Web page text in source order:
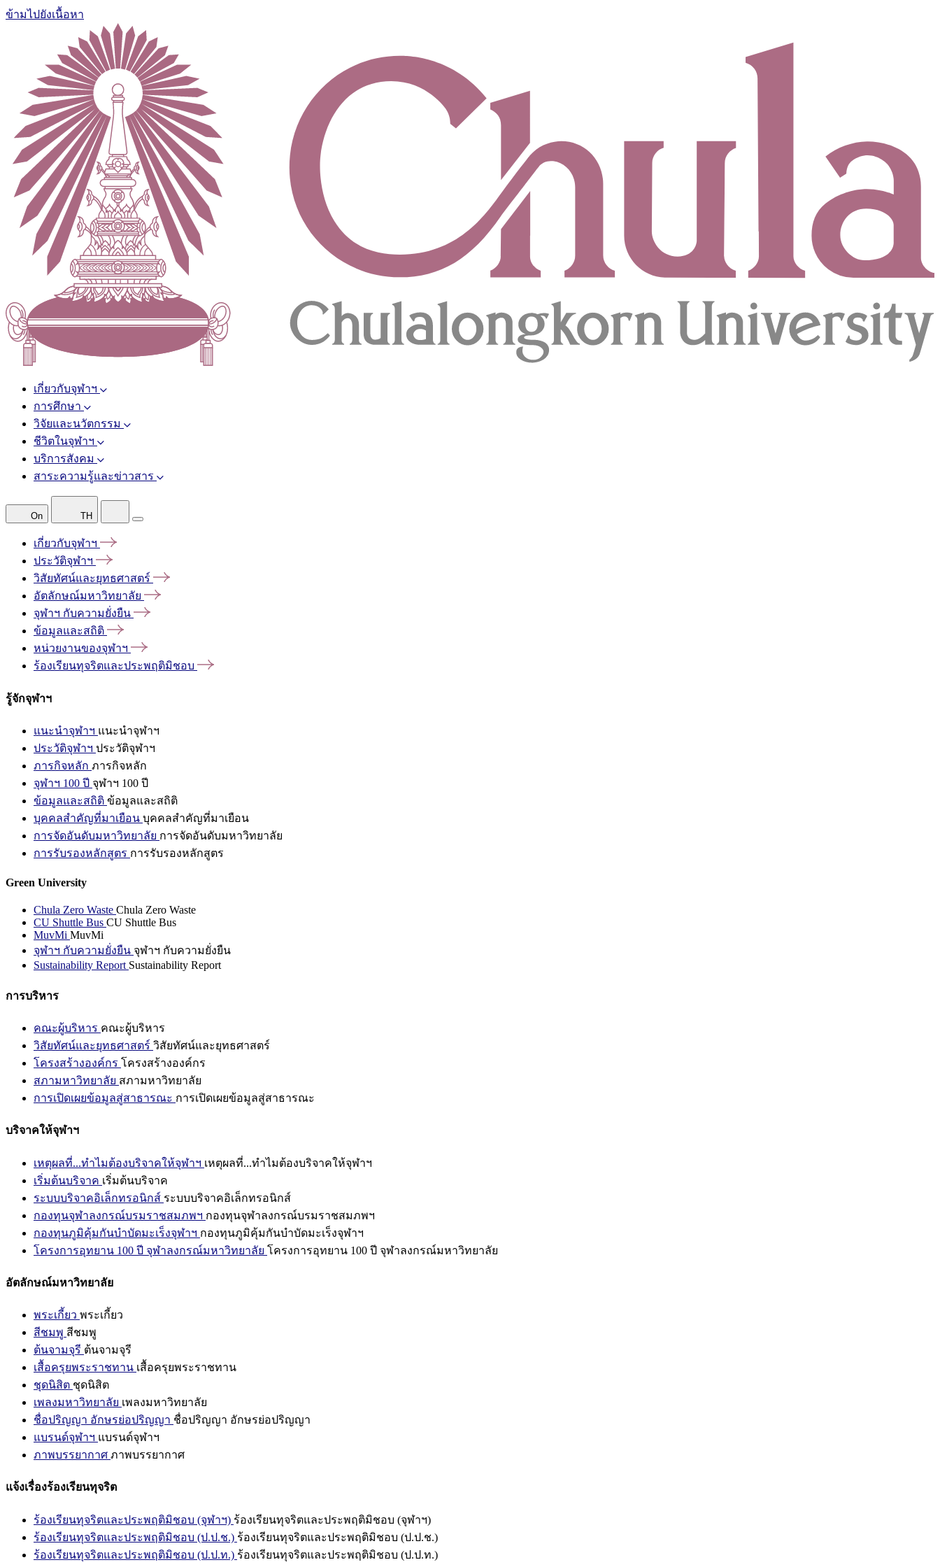
ข้ามไปยังเนื้อหา
เกี่ยวกับจุฬาฯ
การศึกษา
วิจัยและนวัตกรรม
ชีวิตในจุฬาฯ
บริการสังคม
สาระความรู้และข่าวสาร
On TH
เกี่ยวกับจุฬาฯ
ประวัติจุฬาฯ
วิสัยทัศน์และยุทธศาสตร์
อัตลักษณ์มหาวิทยาลัย
จุฬาฯ กับความยั่งยืน
ข้อมูลและสถิติ
หน่วยงานของจุฬาฯ
ร้องเรียนทุจริตและประพฤติมิชอบ
รู้จักจุฬาฯ
แนะนำจุฬาฯ แนะนำจุฬาฯ
ประวัติจุฬาฯ ประวัติจุฬาฯ
ภารกิจหลัก ภารกิจหลัก
จุฬาฯ 100 ปี จุฬาฯ 100 ปี
ข้อมูลและสถิติ ข้อมูลและสถิติ
บุคคลสำคัญที่มาเยือน บุคคลสำคัญที่มาเยือน
การจัดอันดับมหาวิทยาลัย การจัดอันดับมหาวิทยาลัย
การรับรองหลักสูตร การรับรองหลักสูตร
Green University
Chula Zero Waste Chula Zero Waste
CU Shuttle Bus CU Shuttle Bus
MuvMi MuvMi
จุฬาฯ กับความยั่งยืน จุฬาฯ กับความยั่งยืน
Sustainability Report Sustainability Report
การบริหาร
คณะผู้บริหาร คณะผู้บริหาร
วิสัยทัศน์และยุทธศาสตร์ วิสัยทัศน์และยุทธศาสตร์
โครงสร้างองค์กร โครงสร้างองค์กร
สภามหาวิทยาลัย สภามหาวิทยาลัย
การเปิดเผยข้อมูลสู่สาธารณะ การเปิดเผยข้อมูลสู่สาธารณะ
บริจาคให้จุฬาฯ
เหตุผลที่...ทำไมต้องบริจาคให้จุฬาฯ เหตุผลที่...ทำไมต้องบริจาคให้จุฬาฯ
เริ่มต้นบริจาค เริ่มต้นบริจาค
ระบบบริจาคอิเล็กทรอนิกส์ ระบบบริจาคอิเล็กทรอนิกส์
กองทุนจุฬาลงกรณ์บรมราชสมภพฯ กองทุนจุฬาลงกรณ์บรมราชสมภพฯ
กองทุนภูมิคุ้มกันบำบัดมะเร็งจุฬาฯ กองทุนภูมิคุ้มกันบำบัดมะเร็งจุฬาฯ
โครงการอุทยาน 100 ปี จุฬาลงกรณ์มหาวิทยาลัย โครงการอุทยาน 100 ปี จุฬาลงกรณ์มหาวิทยาลัย
อัตลักษณ์มหาวิทยาลัย
พระเกี้ยว พระเกี้ยว
สีชมพู สีชมพู
ต้นจามจุรี ต้นจามจุรี
เสื้อครุยพระราชทาน เสื้อครุยพระราชทาน
ชุดนิสิต ชุดนิสิต
เพลงมหาวิทยาลัย เพลงมหาวิทยาลัย
ชื่อปริญญา อักษรย่อปริญญา ชื่อปริญญา อักษรย่อปริญญา
แบรนด์จุฬาฯ แบรนด์จุฬาฯ
ภาพบรรยากาศ ภาพบรรยากาศ
แจ้งเรื่องร้องเรียนทุจริต
ร้องเรียนทุจริตและประพฤติมิชอบ (จุฬาฯ) ร้องเรียนทุจริตและประพฤติมิชอบ (จุฬาฯ)
ร้องเรียนทุจริตและประพฤติมิชอบ (ป.ป.ช.) ร้องเรียนทุจริตและประพฤติมิชอบ (ป.ป.ช.)
ร้องเรียนทุจริตและประพฤติมิชอบ (ป.ป.ท.) ร้องเรียนทุจริตและประพฤติมิชอบ (ป.ป.ท.)